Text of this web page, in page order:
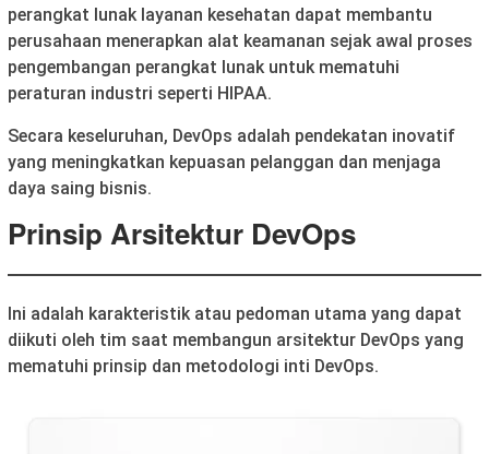
perangkat lunak layanan kesehatan dapat membantu
perusahaan menerapkan alat keamanan sejak awal proses
pengembangan perangkat lunak untuk mematuhi
peraturan industri seperti HIPAA.
Secara keseluruhan, DevOps adalah pendekatan inovatif
yang meningkatkan kepuasan pelanggan dan menjaga
daya saing bisnis.
Prinsip Arsitektur DevOps
Ini adalah karakteristik atau pedoman utama yang dapat
diikuti oleh tim saat membangun arsitektur DevOps yang
mematuhi prinsip dan metodologi inti DevOps.